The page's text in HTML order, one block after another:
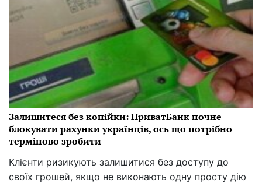
Залишитеся без копійки: ПриватБанк почне
блокувати рахунки українців, ось що потрібно
терміново зробити
Клієнти ризикують залишитися без доступу до
своїх грошей, якщо не виконають одну просту дію